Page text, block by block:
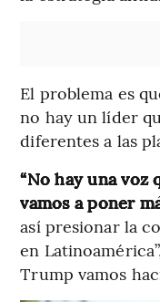
El problema es
no hay un líder
diferentes a las
“No hay una voz
vamos a poner
así presionar la
en
Trump vamos